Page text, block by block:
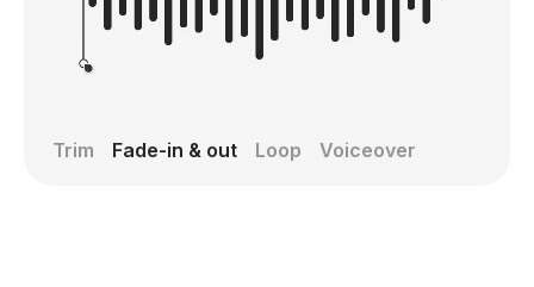
Trim Fade-in & out Loop Voiceover